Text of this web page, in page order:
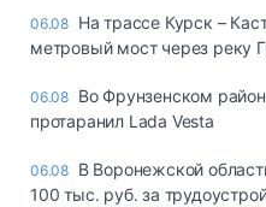
06.08 На трассе Курск –
метровый мост через реку
06.08 Во Фрунзенском
протаранил Lada Vesta
06.08 В Воронежской
100 тыс. руб. за